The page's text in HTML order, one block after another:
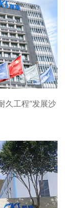
久工程“发展沙